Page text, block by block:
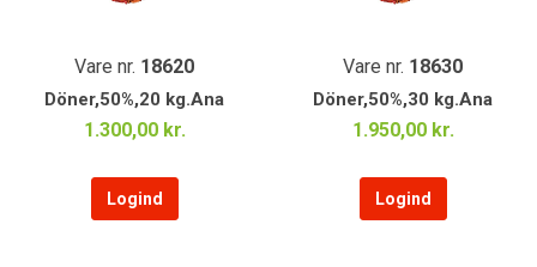
Vare nr. 18620
Döner,50%,20 kg.Ana
1.300,00 kr.
Logind
Vare nr. 18630
Döner,50%,30 kg.Ana
1.950,00 kr.
Logind